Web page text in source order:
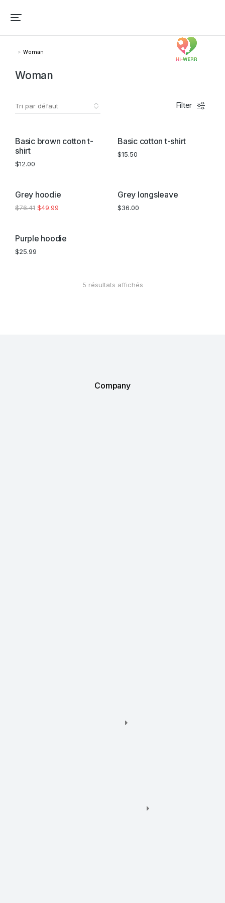
Vous êtes ici :
Woman
Woman
Filter
Basic brown cotton t-
shirt
$12.00
Basic cotton t-shirt
$15.50
PROMO !
Grey hoodie
$76.41 $49.99
Grey longsleave
$36.00
Purple hoodie
$25.99
5 résultats affichés
Company